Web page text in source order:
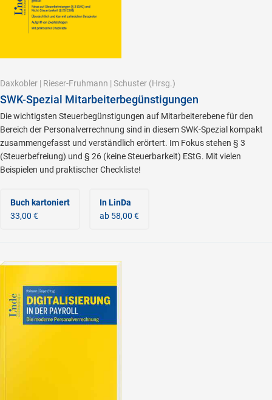
Daxkobler | Rieser-Fruhmann | Schuster (Hrsg.)
SWK-Spezial Mitarbeiterbegünstigungen
Die wichtigsten Steuerbegünstigungen auf Mitarbeiterebene für den
Bereich der Personalverrechnung sind in diesem SWK-Spezial kompakt
zusammengefasst und verständlich erörtert. Im Fokus stehen § 3
(Steuerbefreiung) und § 26 (keine Steuerbarkeit) EStG. Mit vielen
Beispielen und praktischer Checkliste!
Buch kartoniert
33,00 €
In LinDa
ab 58,00 €